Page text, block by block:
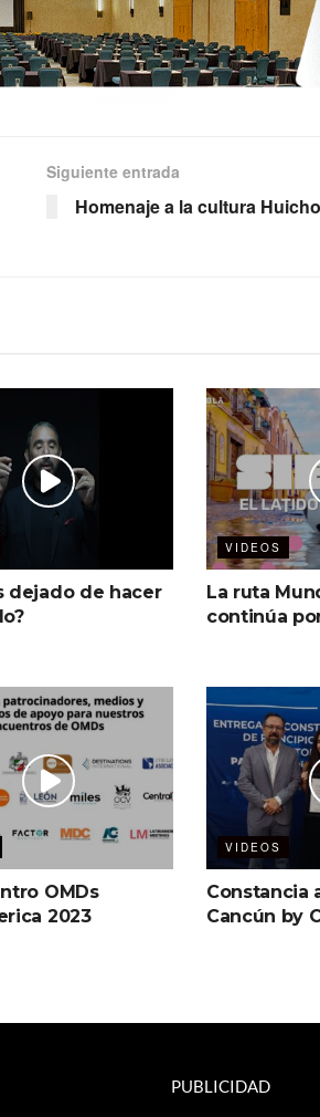
Siguiente entrada
Homenaje a la cultura
dejado de hacer
VIDEOS
La ruta
continúa
OMDs
2023
VIDEOS
Constancia
Cancún by
PUBLICIDAD